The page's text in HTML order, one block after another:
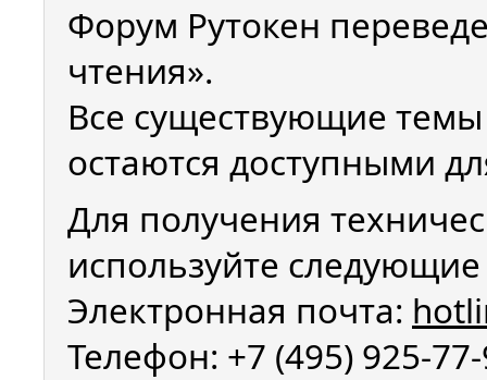
Форум Рутокен
чтения».
Все существующие
остаются доступными
Для получения
используйте
Электронная почта:
Телефон: +7 (495) 925-